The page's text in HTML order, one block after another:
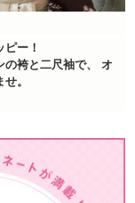
ー！
袴と二尺袖で、
オ
。